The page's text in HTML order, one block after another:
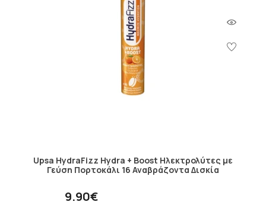
Upsa HydraFizz Hydra + Boost Ηλεκτρολύτες με
Γεύση Πορτοκάλι 16 Αναβράζοντα Δισκία
9.90€